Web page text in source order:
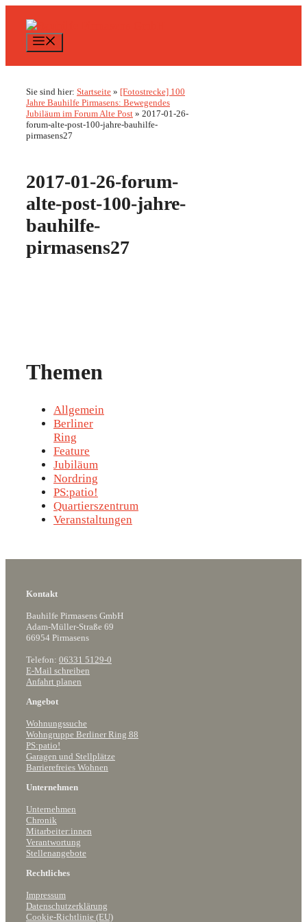
Inhalt
springen
Sie sind hier: Startseite » [Fotostrecke] 100
Jahre Bauhilfe Pirmasens: Bewegendes
Jubiläum im Forum Alte Post » 2017-01-26-
forum-alte-post-100-jahre-bauhilfe-
pirmasens27
2017-01-26-forum-
alte-post-100-jahre-
bauhilfe-
pirmasens27
Themen
Allgemein
Berliner
Ring
Feature
Jubiläum
Nordring
PS:patio!
Quartierszentrum
Veranstaltungen
Kontakt
Bauhilfe Pirmasens GmbH
Adam-Müller-Straße 69
66954 Pirmasens
Telefon: 06331 5129-0
E-Mail schreiben
Anfahrt planen
Angebot
Wohnungssuche
Wohngruppe Berliner Ring 88
PS:patio!
Garagen und Stellplätze
Barrierefreies Wohnen
Unternehmen
Unternehmen
Chronik
Mitarbeiter:innen
Verantwortung
Stellenangebote
Rechtliches
Impressum
Datenschutzerklärung
Cookie-Richtlinie (EU)